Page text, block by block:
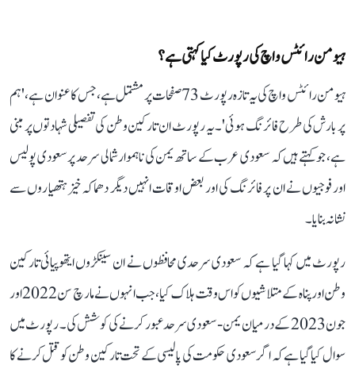
ہیومن رائٹس واچ کی رپورٹ کیا کہتی ہے؟
ہیومن رائٹس واچ کی یہ تازہ رپورٹ 73 صفحات پر مشتمل ہے، جس کا عنوان ہے، 'ہم
پر بارش کی طرح فائرنگ ہوئی'۔ یہ رپورٹ ان تارکین وطن کی تفصیلی شہادتوں پر مبنی
ہے، جو کہتے ہیں کہ سعودی عرب کے ساتھ یمن کی ناہموار شمالی سرحد پر سعودی پولیس
اور فوجیوں نے ان پر فائرنگ کی اور بعض اوقات انہیں دیگر دھماکہ خیز ہتھیاروں سے
نشانہ بنایا۔
رپورٹ میں کہا گیا ہے کہ سعودی سرحدی محافظوں نے ان سینکڑوں ایتھوپیائی تارکین
وطن اور پناہ کے متلاشیوں کو اس وقت ہلاک کیا، جب انہوں نے مارچ سن 2022 اور
جون 2023 کے درمیان یمن-سعودی سرحد عبور کرنے کی کوشش کی۔ رپورٹ میں
سوال کیا گیا ہے کہ اگر سعودی حکومت کی پالیسی کے تحت تارکین وطن کو قتل کرنے کا